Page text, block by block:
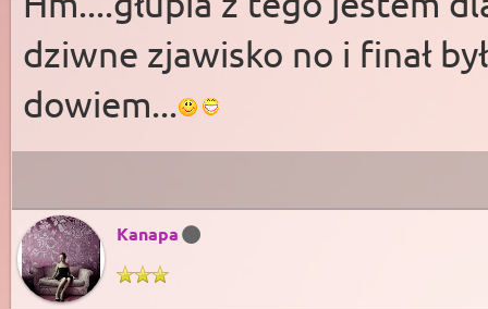
dziwne zjawisko no i finał
dowiem...
Kanapa